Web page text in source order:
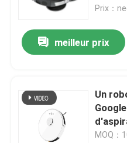
Prix：
meilleur prix
Un
MOQ：